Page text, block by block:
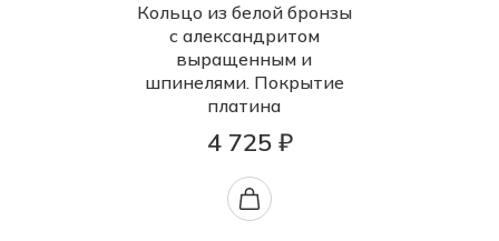
Кольцо из белой бронзы
с александритом
выращенным и
шпинелями. Покрытие
платина
4 725 ₽